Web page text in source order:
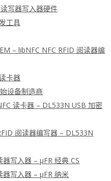
写器写入器硬件
工具
– libNFC NFC RFID 阅读器编
卡器
设备制造商
读卡器 – DL533N USB 加密
阅读器编写器 – DL533N
器写入器 – μFR 经典 CS
器写入器 – μFR 纳米